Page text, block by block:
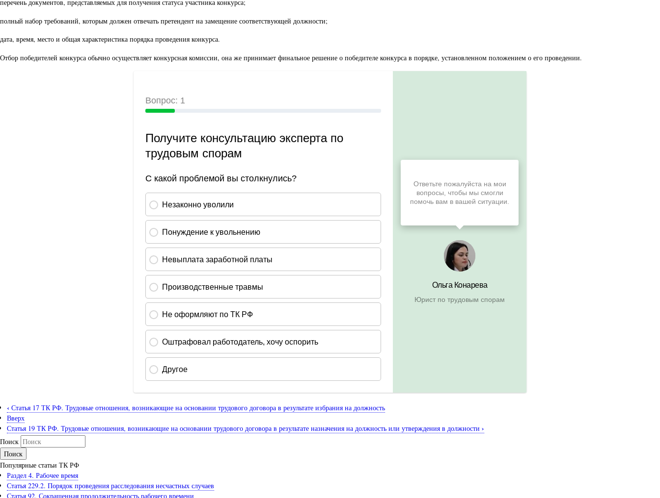
перечень документов, представляемых для получения статуса участника конкурса;
полный набор требований, которым должен отвечать претендент на замещение соответствующей должности;
дата, время, место и общая характеристика порядка проведения конкурса.
Отбор победителей конкурса обычно осуществляет конкурсная комиссии, она же принимает финальное решение о победителе конкурса в порядке, установленном положением о его проведении.
‹ Статья 17 ТК РФ. Трудовые отношения, возникающие на основании трудового договора в результате избрания на должность
Вверх
Статья 19 ТК РФ. Трудовые отношения, возникающие на основании трудового договора в результате назначения на должность или утверждения в должности ›
Поиск
Популярные статьи ТК РФ
Раздел 4. Рабочее время
Статья 229.2. Порядок проведения расследования несчастных случаев
Статья 92. Сокращенная продолжительность рабочего времени